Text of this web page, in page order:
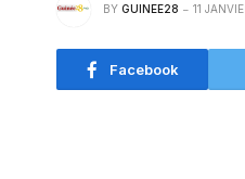
BY GUINEE28 11
Facebook